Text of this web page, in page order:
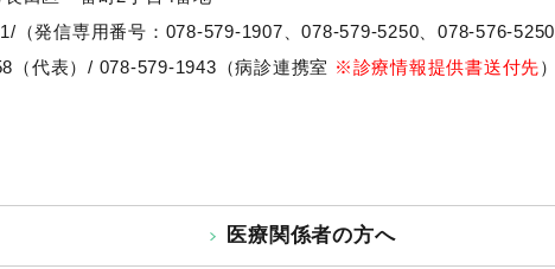
（発信専用番号：078-579-1907、078-579-5250、 078-576-5250
（代表）/ 078-579-1943（病診連携室 ※診療情報提供書送付先）
医療関係者の方へ